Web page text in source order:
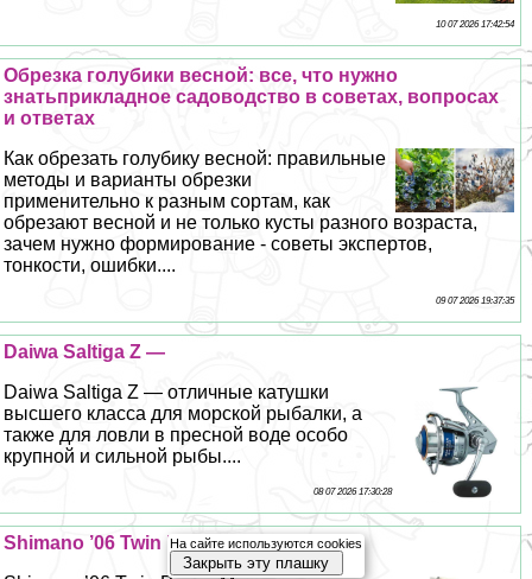
10 07 2026 17:42:54
Обрезка гoлyбики весной: все, что нужно
знатьприкладное садоводство в советах, вопросах
и ответах
Как обрезать гoлyбику весной: правильные
методы и варианты обрезки
применительно к разным сортам, как
обрезают весной и не только кусты разного возраста,
зачем нужно формирование - советы экспертов,
тонкости, ошибки....
09 07 2026 19:37:35
Daiwa Saltiga Z —
Daiwa Saltiga Z — отличные катушки
высшего класса для морской рыбалки, а
также для ловли в пресной воде особо
крупной и сильной рыбы....
08 07 2026 17:30:28
Shimano ’06 Twin Power Mg —
На сайте используются cookies
Закрыть эту плашку